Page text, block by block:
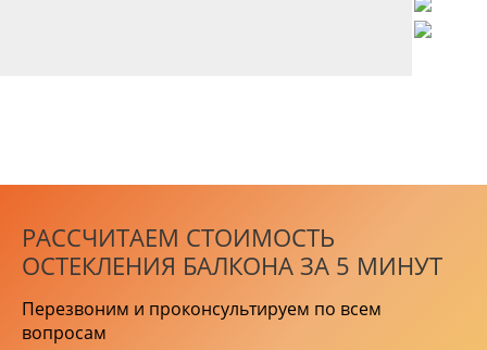
РАССЧИТАЕМ СТОИМОСТЬ
ОСТЕКЛЕНИЯ БАЛКОНА ЗА 5 МИНУТ
Перезвоним и проконсультируем по всем
вопросам